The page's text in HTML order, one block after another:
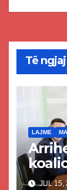
Të
LAJME
JUL 15,